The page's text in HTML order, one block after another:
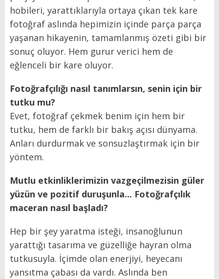
hobileri, yarattıklarıyla ortaya çıkan tek kare
fotoğraf aslında hepimizin içinde parça parça
yaşanan hikayenin, tamamlanmış özeti gibi bir
sonuç oluyor. Hem gurur verici hem de
eğlenceli bir kare oluyor.
Fotoğrafçılığı nasıl tanımlarsın, senin için bir
tutku mu?
Evet, fotoğraf çekmek benim için hem bir
tutku, hem de farklı bir bakış açısı dünyama.
Anları durdurmak ve sonsuzlaştırmak için bir
yöntem.
Mutlu etkinliklerimizin vazgeçilmezisin güler
yüzün ve pozitif duruşunla... Fotoğrafçılık
maceran nasıl başladı?
Hep bir şey yaratma isteği, insanoğlunun
yarattığı tasarıma ve güzelliğe hayran olma
tutkusuyla. İçimde olan enerjiyi, heyecanı
yansıtma çabası da vardı. Aslında ben